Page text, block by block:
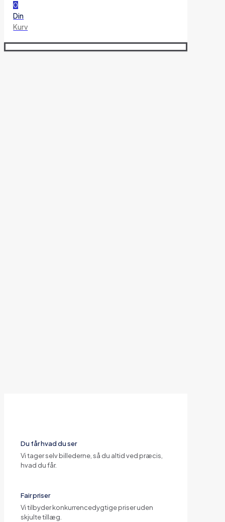
0
Din
Kurv
Du får hvad du ser
Vi tager selv billederne, så du altid ved præcis,
hvad du får.
Fair priser
Vi tilbyder konkurrencedygtige priser uden
skjulte tillæg.